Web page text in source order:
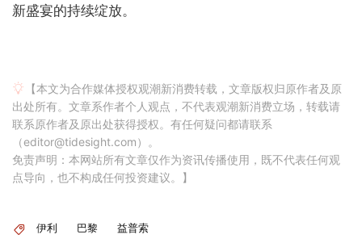
新盛宴的持续绽放。
【本文为合作媒体授权观潮新消费转载，文章版权归原作者及原
出处所有。文章系作者个人观点，不代表观潮新消费立场，转载请
联系原作者及原出处获得授权。有任何疑问都请联系
（editor@tidesight.com）。
免责声明：本网站所有文章仅作为资讯传播使用，既不代表任何观
点导向，也不构成任何投资建议。】
伊利 巴黎 益普索